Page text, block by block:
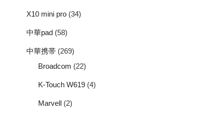
X10 mini pro (34)
中華pad (58)
中華携帯 (269)
Broadcom (22)
K-Touch W619 (4)
Marvell (2)